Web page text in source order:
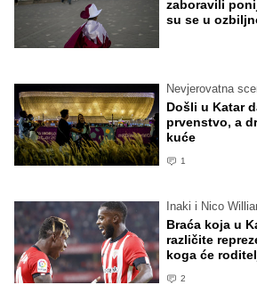
zaboravili
su se u
Nevjerovatna
Došli u Katar
prvenstvo, a
kuće
1
Inaki i Nico
Braća koja u
različite
koga će
2